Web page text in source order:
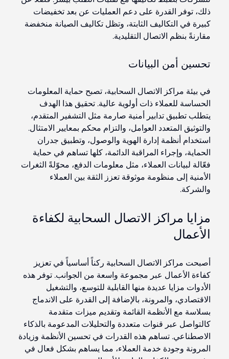
ذلك، توفر القدرة على دعم العمليات عن بعد تخفيضات
كبيرة في التكاليف الثابتة، وتظل تكاليف الصيانة منخفضة
مقارنةً بنظم الاتصال التقليدية.
تحسين أمن البيانات
في بيئة مراكز الاتصال السحابية، تصبح حماية المعلومات
الحساسة للعملاء ذات أولوية عالية. تحقيق هذا الهدف
يتطلب تطبيق تدابير أمنية صارمة مثل التشفير المتقدم،
والتوثيق المتعدد العوامل، والتزام محكم بمعايير الامتثال.
استخدام أنظمة إدارة الهوية والوصول، وتطبيق جدران
الحماية، وإجراء المراقبة الدائمة، كلها تساهم في حماية
فعّالة لبيانات العملاء، مثل معلومات الدفع، محوّلةً الثغرات
الأمنية إلى منظومة موثوقة تعزز الثقة بين العملاء
والشركة.
مزايا مراكز الاتصال السحابية لكفاءة
الأعمال
أصبحت مراكز الاتصال السحابية ركناً أساسياً في تعزيز
كفاءة الأعمال عبر مجموعة واسعة من الجوانب. توفر هذه
الأدوات مزايا عديدة منها القابلية للتوسع، والتشغيل
الاقتصادي، والمرونة، بالإضافة إلى القدرة على الاندماج
بسلاسة مع الأنظمة القائمة وتقديم ميزات متقدمة
كالتواصل عبر قنوات متعددة والتحليلات المدعومة بالذكاء
الاصطناعي. تساهم هذه القدرات في تحسين الأنظمة وزيادة
المرونة وجودة خدمة العملاء، مما يساهم بشكل فعال في